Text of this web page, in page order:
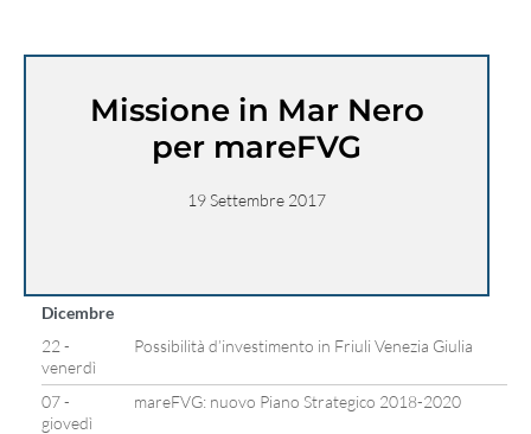
Missione in Mar Nero
per mareFVG
19 Settembre 2017
Dicembre
22 -
venerdì
Possibilità d’investimento in Friuli Venezia Giulia
07 -
giovedì
mareFVG: nuovo Piano Strategico 2018-2020